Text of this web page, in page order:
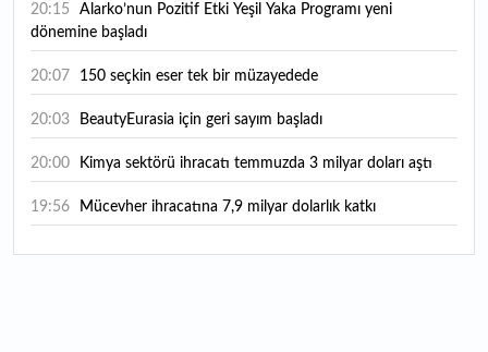
20:15
dönemine başladı
20:07 150 seçkin eser tek bir müzayedede
20:03 BeautyEurasia için geri sayım başladı
20:00 Kimya sektörü ihracatı temmuzda 3 milyar doları aştı
19:56 Mücevher ihracatına 7,9 milyar dolarlık katkı